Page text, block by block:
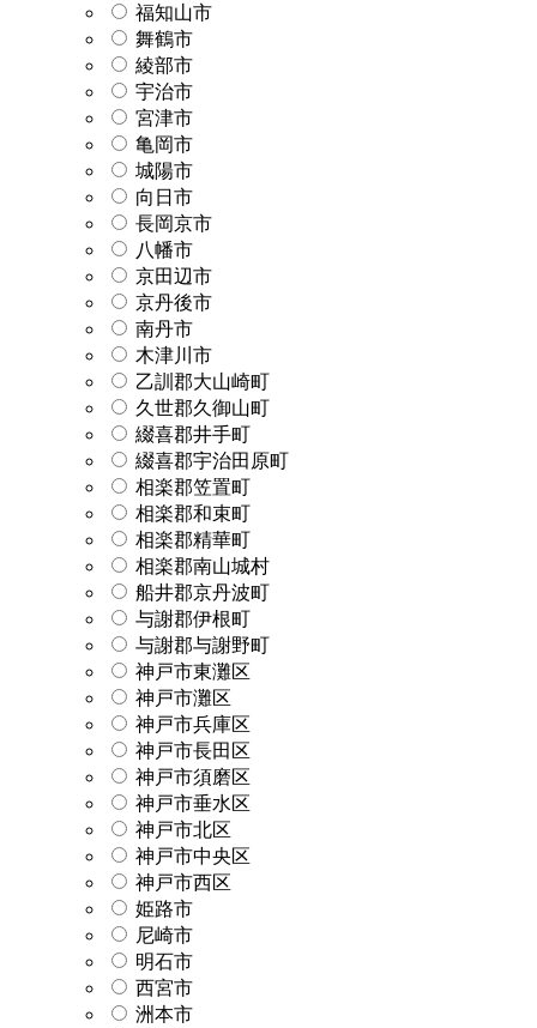
福知山市
舞鶴市
綾部市
宇治市
宮津市
亀岡市
城陽市
向日市
長岡京市
八幡市
京田辺市
京丹後市
南丹市
木津川市
乙訓郡大山崎町
久世郡久御山町
綴喜郡井手町
綴喜郡宇治田原町
相楽郡笠置町
相楽郡和束町
相楽郡精華町
相楽郡南山城村
船井郡京丹波町
与謝郡伊根町
与謝郡与謝野町
神戸市東灘区
神戸市灘区
神戸市兵庫区
神戸市長田区
神戸市須磨区
神戸市垂水区
神戸市北区
神戸市中央区
神戸市西区
姫路市
尼崎市
明石市
西宮市
洲本市